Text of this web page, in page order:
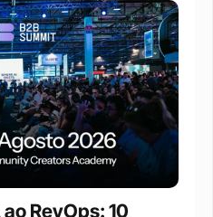
RevOps: 10